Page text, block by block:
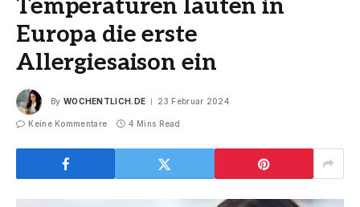
Temperaturen läuten in
Europa die erste
Allergiesaison ein
By WOCHENTLICH.DE 23 Februar 2024
Keine Kommentare 4 Mins Read